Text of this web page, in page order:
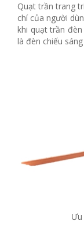
Quạt trần trang
chí của người
khi quạt trần
là đèn chiếu